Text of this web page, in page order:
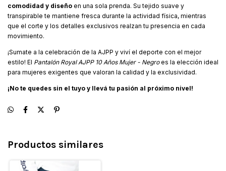
comodidad y diseño en una sola prenda. Su tejido suave y
transpirable te mantiene fresca durante la actividad física, mientras
que el corte y los detalles exclusivos realzan tu presencia en cada
movimiento.
¡Sumate a la celebración de la AJPP y viví el deporte con el mejor
estilo! El Pantalón Royal AJPP 10 Años Mujer - Negroes la elección ideal
para mujeres exigentes que valoran la calidad y la exclusividad.
¡No te quedes sin el tuyo y llevá tu pasión al próximo nivel!
Productos similares